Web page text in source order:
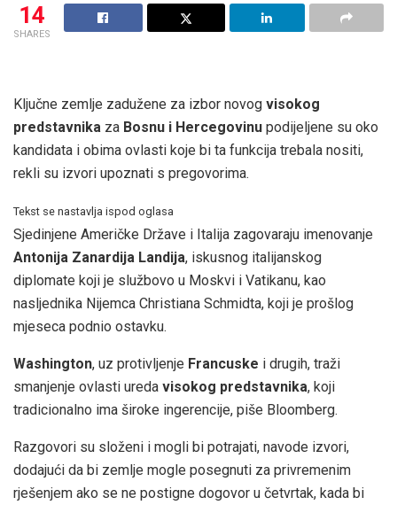
14
SHARES
Ključne zemlje zadužene za izbor novog visokog
predstavnika za Bosnu i Hercegovinu podijeljene su oko
kandidata i obima ovlasti koje bi ta funkcija trebala nositi,
rekli su izvori upoznati s pregovorima.
Tekst se nastavlja ispod oglasa
Sjedinjene Američke Države i Italija zagovaraju imenovanje
Antonija Zanardija Landija, iskusnog italijanskog
diplomate koji je službovo u Moskvi i Vatikanu, kao
nasljednika Nijemca Christiana Schmidta, koji je prošlog
mjeseca podnio ostavku.
Washington, uz protivljenje Francuske i drugih, traži
smanjenje ovlasti ureda visokog predstavnika, koji
tradicionalno ima široke ingerencije, piše Bloomberg.
Razgovori su složeni i mogli bi potrajati, navode izvori,
dodajući da bi zemlje mogle posegnuti za privremenim
rješenjem ako se ne postigne dogovor u četvrtak, kada bi